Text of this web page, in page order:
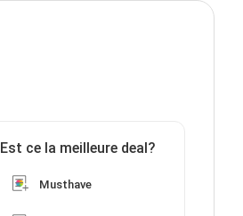
Est ce la meilleure deal?
Musthave